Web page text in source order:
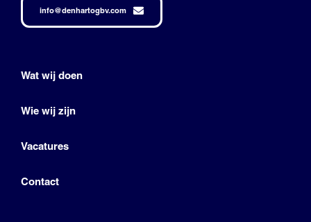
info@denhartogbv.com
Wat wij doen
Wie wij zijn
Vacatures
Contact